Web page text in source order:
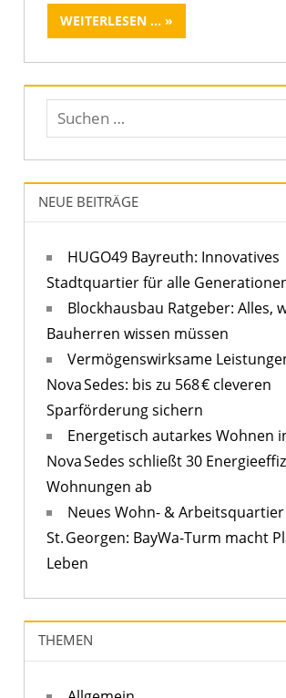
WEITERLESEN ...
NEUE BEITRÄGE
HUGO49 Bayreuth: Innovatives
Stadtquartier für alle
Blockhausbau Ratgeber: Alles,
Bauherren wissen müssen
Vermögenswirksame
Nova Sedes: bis zu 568 € cleveren
Sparförderung sichern
Energetisch autarkes Wohnen
Nova Sedes schließt 30
Wohnungen ab
Neues Wohn- & Arbeitsquartier
St. Georgen: BayWa-Turm macht
Leben
THEMEN